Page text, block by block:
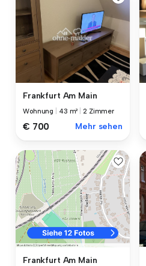
Frankfurt Am Main
Wohnung 43 m² |2 Zimmer
€ 700 Mehr sehen
Frankfurt Am Main